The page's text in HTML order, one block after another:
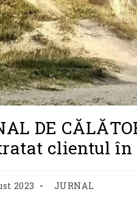
DE
clientul în
2023
Post
JURNAL